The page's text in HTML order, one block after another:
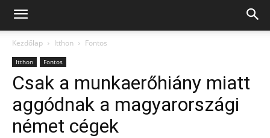
Kezdőlap Itthon Fontos
Itthon Fontos
Csak a munkaerőhiány miatt
aggódnak a magyarországi
német cégek